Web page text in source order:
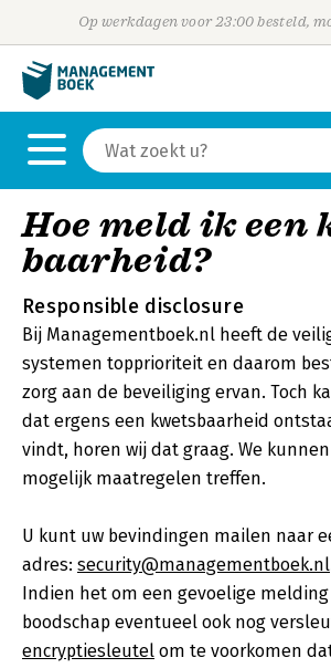
Op werkdagen voor 23:00 besteld,
Hoe meld ik een
baar­heid?
Responsible disclosure
Bij Managementboek.nl heeft de
systemen topprioriteit en daarom
zorg aan de beveiliging ervan. Toch
dat ergens een kwetsbaarheid
vindt, horen wij dat graag. We
mogelijk maatregelen treffen.
U kunt uw bevindingen mailen naar
adres: security@managementboek.nl
Indien het om een gevoelige
boodschap eventueel ook nog
encryptiesleutel om te voorkomen